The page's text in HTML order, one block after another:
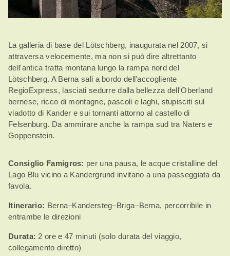
La galleria di base del Lötschberg, inaugurata nel 2007, si
attraversa velocemente, ma non si può dire altrettanto
dell'antica tratta montana lungo la rampa nord del
Lötschberg. A Berna sali a bordo dell'accogliente
RegioExpress, lasciati sedurre dalla bellezza dell'Oberland
bernese, ricco di montagne, pascoli e laghi, stupisciti sul
viadotto di Kander e sui tornanti attorno al castello di
Felsenburg. Da ammirare anche la rampa sud tra Naters e
Goppenstein.
Consiglio Famigros: per una pausa, le acque cristalline del
Lago Blu vicino a Kandergrund invitano a una passeggiata da
favola.
Itinerario: Berna–Kandersteg–Briga–Berna, percorribile in
entrambe le direzioni
Durata: 2 ore e 47 minuti (solo durata del viaggio,
collegamento diretto)